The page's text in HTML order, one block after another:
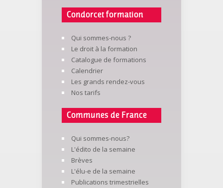
Condorcet formation
Qui sommes-nous ?
Le droit à la formation
Catalogue de formations
Calendrier
Les grands rendez-vous
Nos tarifs
Communes de France
Qui sommes-nous?
L'édito de la semaine
Brèves
L'élu-e de la semaine
Publications trimestrielles